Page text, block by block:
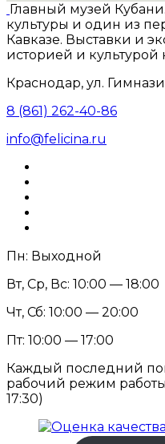
Главный музей
культуры и один из
Кавказе. Выставки и
историей и культурой
Краснодар, ул.
8 (861) 262-40-86
info@felicina.ru
Пн: Выходной
Вт, Ср, Вс: 10:00 — 18:00
Чт, Сб: 10:00 — 20:00
Пт: 10:00 — 17:00
Каждый последний
рабочий режим
17:30)